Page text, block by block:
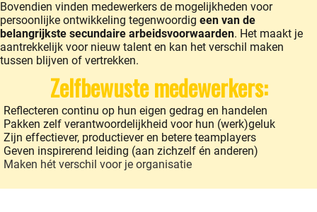
Bovendien vinden medewerkers de mogelijkheden voor
persoonlijke ontwikkeling tegenwoordig een van de
belangrijkste secundaire arbeidsvoorwaarden. Het maakt je
aantrekkelijk voor nieuw talent en kan het verschil maken
tussen blijven of vertrekken.
Zelfbewuste medewerkers:
Reflecteren continu op hun eigen gedrag en handelen
Pakken zelf verantwoordelijkheid voor hun (werk)geluk
Zijn effectiever, productiever en betere teamplayers
Geven inspirerend leiding (aan zichzelf én anderen)
Maken hét verschil voor je organisatie